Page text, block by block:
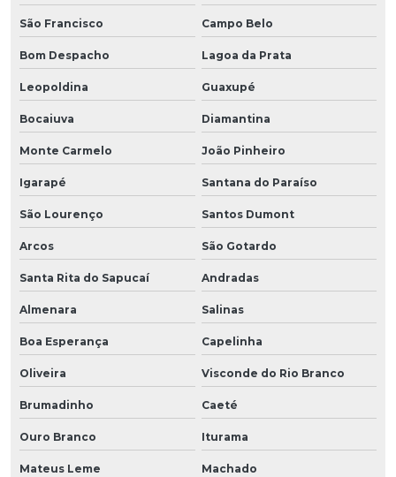
São Francisco Campo Belo
Bom Despacho Lagoa da Prata
Leopoldina Guaxupé
Bocaiuva Diamantina
Monte Carmelo João Pinheiro
Igarapé Santana do Paraíso
São Lourenço Santos Dumont
Arcos São Gotardo
Santa Rita do Sapucaí Andradas
Almenara Salinas
Boa Esperança Capelinha
Oliveira Visconde do Rio Branco
Brumadinho Caeté
Ouro Branco Iturama
Mateus Leme Machado